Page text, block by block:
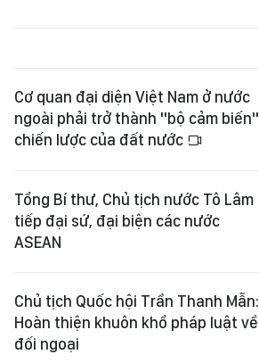
Cơ quan đại diện Việt Nam ở nước
ngoài phải trở thành "bộ cảm biến"
chiến lược của đất nước
Tổng Bí thư, Chủ tịch nước Tô Lâm
tiếp đại sứ, đại biện các nước
ASEAN
Chủ tịch Quốc hội Trần Thanh Mẫn:
Hoàn thiện khuôn khổ pháp luật về
đối ngoại